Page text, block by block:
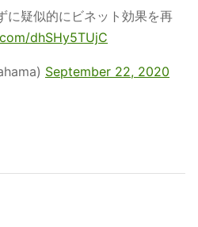
に疑似的にビネット効果を再
dhSHy5TUjC
September 22, 2020